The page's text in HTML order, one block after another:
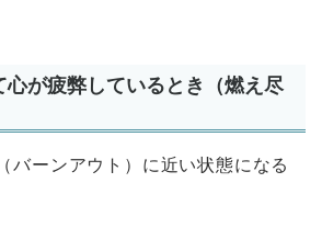
心が疲弊しているとき（燃え尽
バーンアウト）に近い状態になる